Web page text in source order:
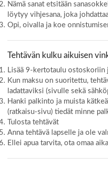
Nämä sanat etsitään
löytyy vihjesana, joka
Opi, oivalla ja koe
Tehtävän kulku aikuisen
Lisää 9-kertotaulu ostoskoriin
Kun maksu on suoritettu,
ladattaviksi (sivulle sekä
Hanki palkinto ja muista
(ratkaisu-sivu) tiedät minne
Tulosta tehtävät
Anna tehtävä lapselle ja ole
Ellei apua tarvita, ota omaa